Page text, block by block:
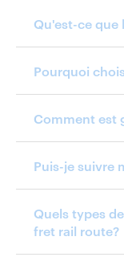
Qu'est-ce que
Pourquoi
Comment est
Puis-je suivre
Quels types
fret rail route?